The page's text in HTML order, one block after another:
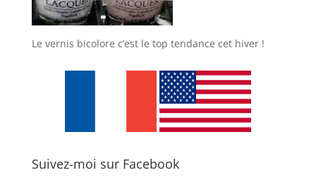
Le vernis bicolore c’est le top tendance cet hiver !
Suivez-moi sur Facebook